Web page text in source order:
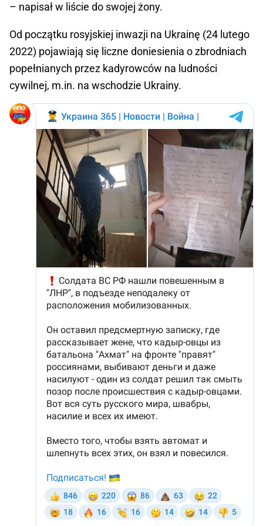
– napisał w liście do swojej żony.
Od początku rosyjskiej inwazji na Ukrainę (24 lutego
2022) pojawiają się liczne doniesienia o zbrodniach
popełnianych przez kadyrowców na ludności
cywilnej, m.in. na wschodzie Ukrainy.